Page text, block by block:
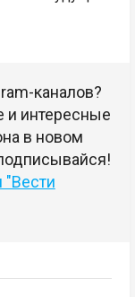
каналов?
интересные
в новом
"Вести